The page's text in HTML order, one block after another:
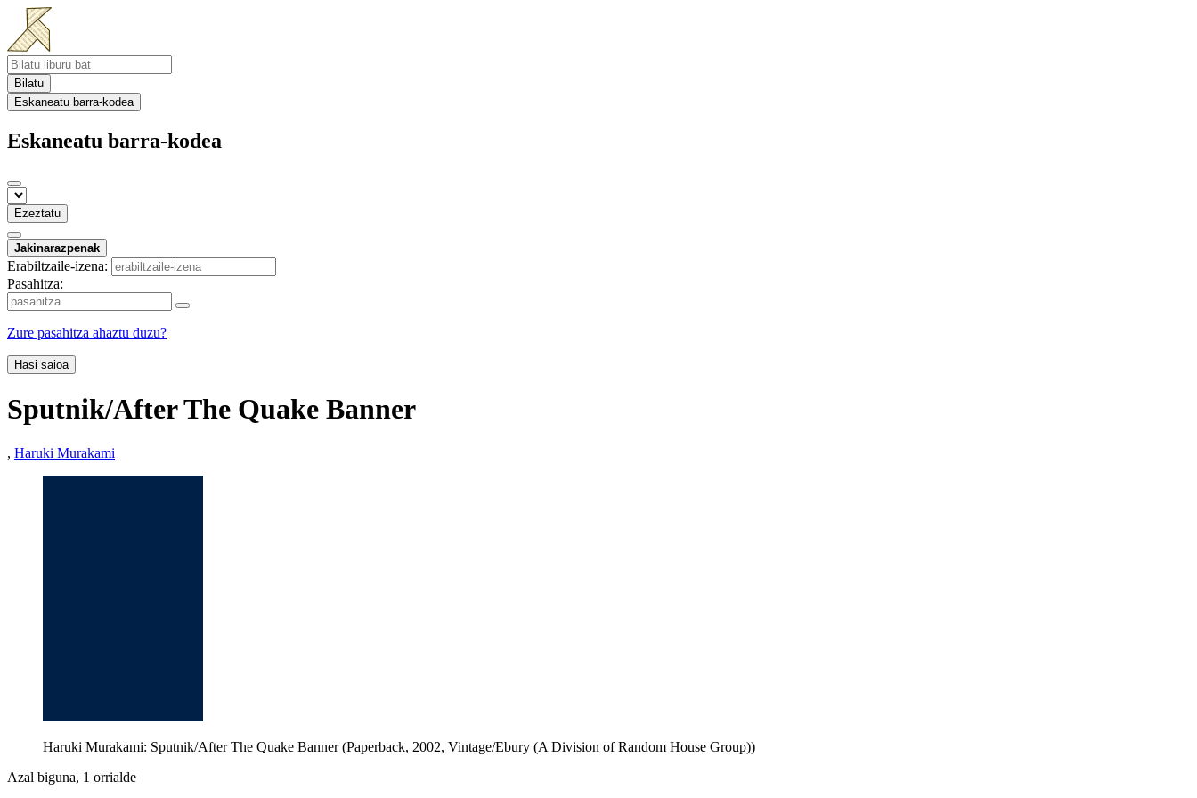
Bilatu
Eskaneatu barra-kodea
Eskaneatu barra-kodea
Ezeztatu
Jakinarazpenak
Erabiltzaile-izena:
Pasahitza:
Zure pasahitza ahaztu duzu?
Hasi saioa
Sputnik/After The Quake Banner
, Haruki Murakami
Haruki Murakami: Sputnik/After The Quake Banner (Paperback, 2002, Vintage/Ebury (A Division of Random House Group))
Azal biguna, 1 orrialde